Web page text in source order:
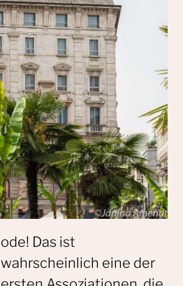
ode! Das ist
wahrscheinlich eine der